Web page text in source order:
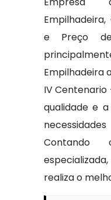
e Preço de
Empilhadeira
IV
qualidade e
Contando
realiza o